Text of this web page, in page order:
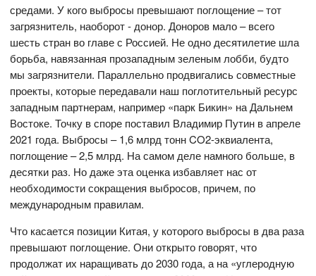
средами. У кого выбросы превышают поглощение – тот
загрязнитель, наоборот - донор. Доноров мало – всего
шесть стран во главе с Россией. Не одно десятилетие шла
борьба, навязанная прозападным зеленым лобби, будто
мы загрязнители. Параллельно продвигались совместные
проекты, которые передавали наш поглотительный ресурс
западным партнерам, например «парк Бикин» на Дальнем
Востоке. Точку в споре поставил Владимир Путин в апреле
2021 года. Выбросы – 1,6 млрд тонн CO2-эквиалента,
поглощение – 2,5 млрд. На самом деле намного больше, в
десятки раз. Но даже эта оценка избавляет нас от
необходимости сокращения выбросов, причем, по
международным правилам.
Что касается позиции Китая, у которого выбросы в два раза
превышают поглощение. Они открыто говорят, что
продолжат их наращивать до 2030 года, а на «углеродную